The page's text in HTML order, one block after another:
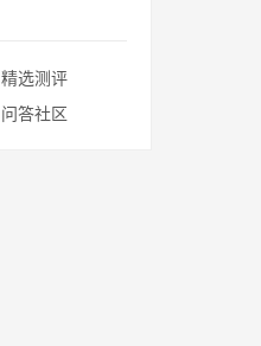
精选测评
问答社区